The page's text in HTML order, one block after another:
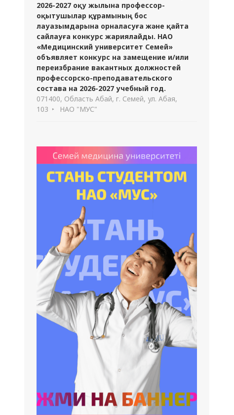
2026-2027 оқу жылына профессор-
оқытушылар құрамының бос
лауазымдарына орналасуға және қайта
сайлауға конкурс жариялайды. НАО
«Медицинский университет Семей»
объявляет конкурс на замещение и/или
переизбрание вакантных должностей
профессорско-преподавательского
состава на 2026-2027 учебный год.
071400, Область Абай, г. Семей, ул. Абая,
103
НАО "МУС"